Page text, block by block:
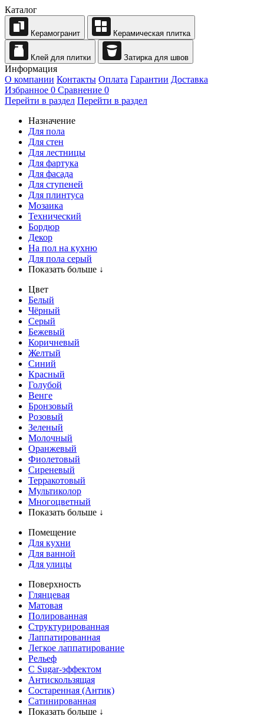
Каталог
Керамогранит Керамическая плитка
Клей для плитки Затирка для швов
Информация
О компании Контакты Оплата Гарантии Доставка
Избранное 0 Сравнение 0
Перейти в раздел Перейти в раздел
Назначение
Для пола
Для стен
Для лестницы
Для фартука
Для фасада
Для ступеней
Для плинтуса
Мозаика
Технический
Бордюр
Декор
На пол на кухню
Для пола серый
Показать больше ↓
Цвет
Белый
Чёрный
Серый
Бежевый
Коричневый
Желтый
Синий
Красный
Голубой
Венге
Бронзовый
Розовый
Зеленый
Молочный
Оранжевый
Фиолетовый
Сиреневый
Терракотовый
Мультиколор
Многоцветный
Показать больше ↓
Помещение
Для кухни
Для ванной
Для улицы
Поверхность
Глянцевая
Матовая
Полированная
Структурированная
Лаппатированная
Легкое лаппатирование
Рельеф
С Sugar-эффектом
Антискользящая
Состаренная (Антик)
Сатинированная
Показать больше ↓